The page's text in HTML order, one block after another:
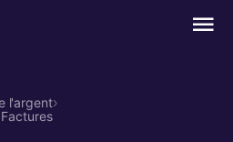
l'argent›